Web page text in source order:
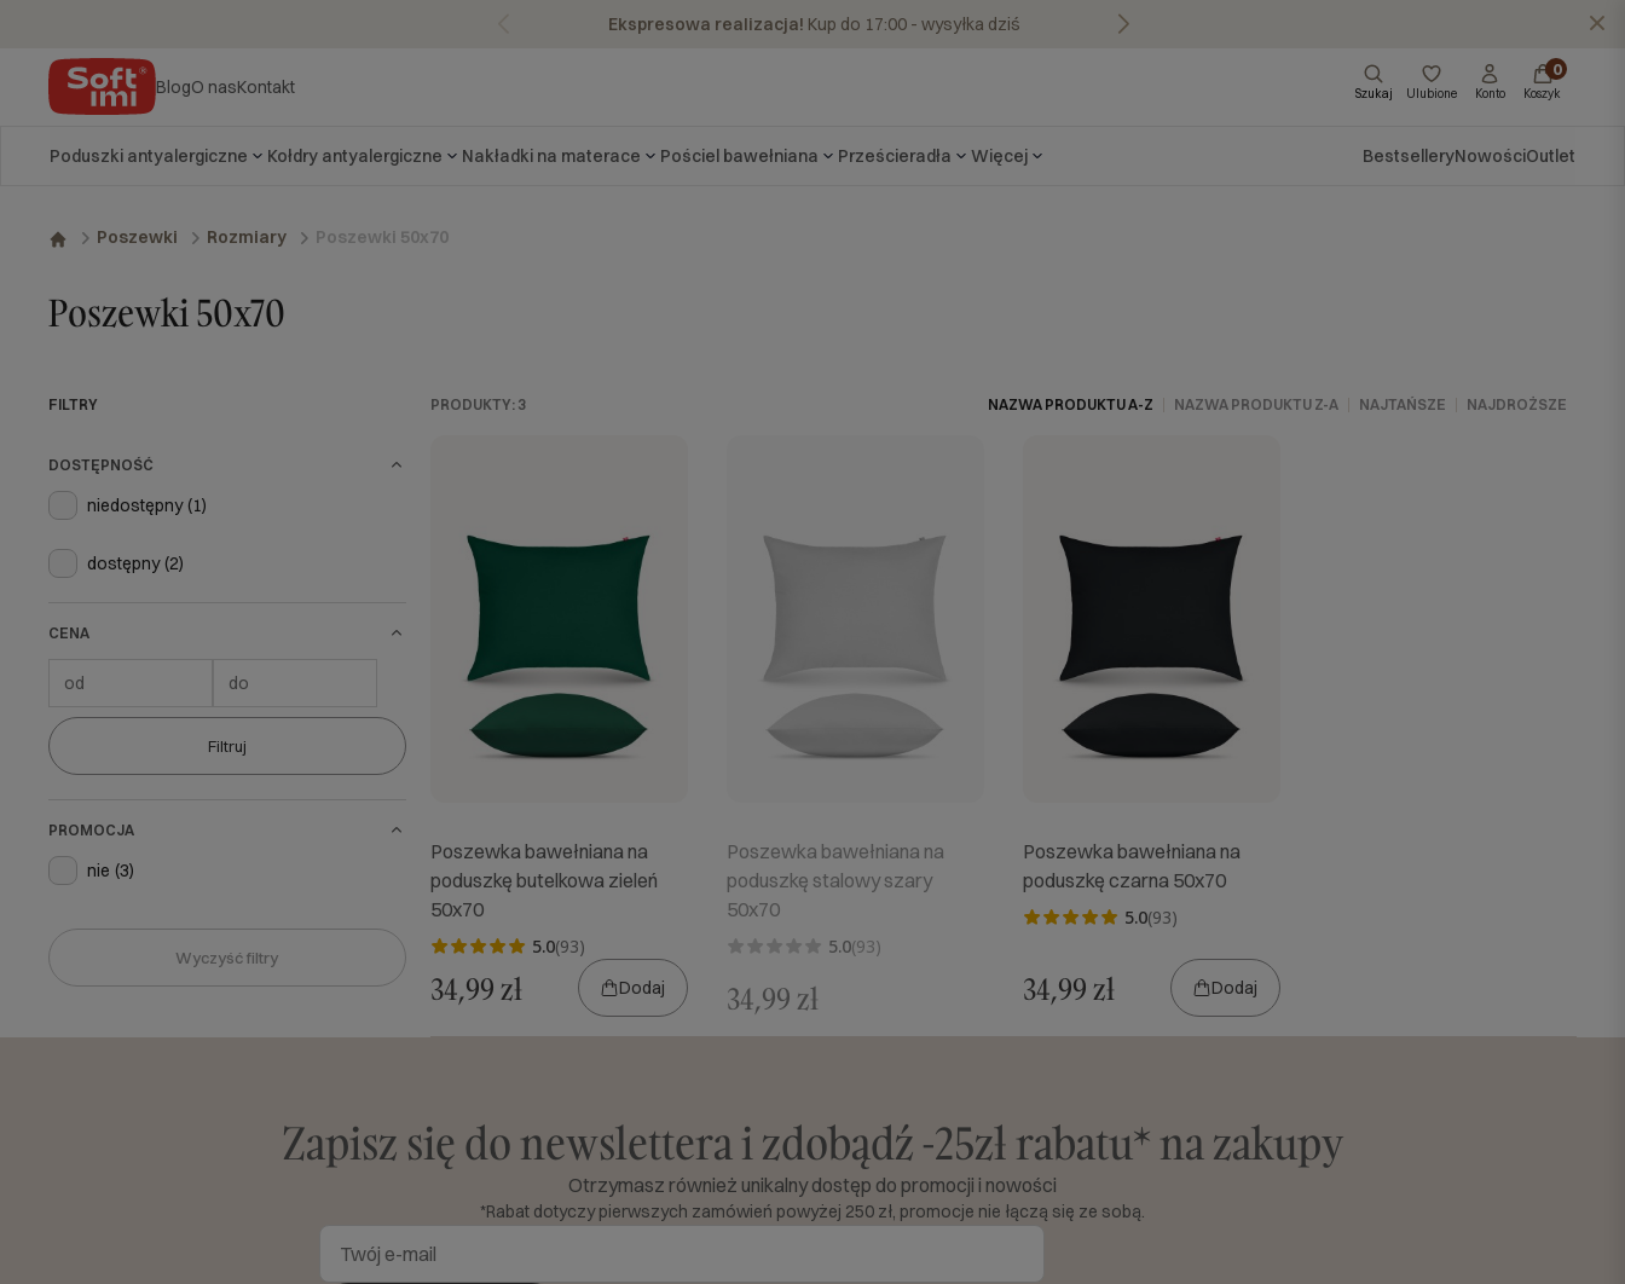
Ekspresowa realizacja! Kup do 17:00 - wysyłka dziś Zadzwoń do nas: 570
X
BlogO nasKontakt Szukaj Ulubione Konto
0
Koszyk
Poduszki antyalergiczne Kołdry antyalergiczne Nakładki na materace Pościel bawełniana Prześcieradła Więcej BestselleryNowościOutlet
Poszewki Rozmiary Poszewki 50x70
Poszewki 50x70
FILTRY
DOSTĘPNOŚĆ
niedostępny (1)
dostępny (2)
CENA
Filtruj
PROMOCJA
nie (3)
Wyczyść filtry
PRODUKTY: 3 NAZWA PRODUKTU A-Z NAZWA PRODUKTU Z-A NAJTAŃSZE NAJDROŻSZE
Poszewka bawełniana na
poduszkę butelkowa zieleń
50x70
5.0(93)
34,99 zł Dodaj
Poszewka bawełniana na
poduszkę stalowy szary
50x70
5.0(93)
34,99 zł
Poszewka bawełniana na
poduszkę czarna 50x70
5.0(93)
34,99 zł Dodaj
Zapisz się do newslettera i zdobądź -25zł rabatu* na zakupy
Otrzymasz również unikalny dostęp do promocji i nowości
*Rabat dotyczy pierwszych zamówień powyżej 250 zł, promocje nie łączą się ze sobą.